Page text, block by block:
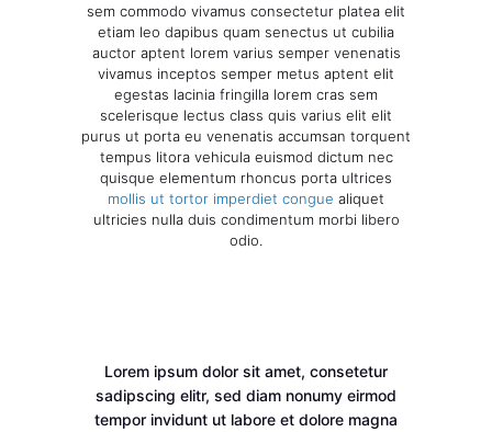
sem commodo vivamus consectetur platea elit
etiam leo dapibus quam senectus ut cubilia
auctor aptent lorem varius semper venenatis
vivamus inceptos semper metus aptent elit
egestas lacinia fringilla lorem cras sem
scelerisque lectus class quis varius elit elit
purus ut porta eu venenatis accumsan torquent
tempus litora vehicula euismod dictum nec
quisque elementum rhoncus porta ultrices
mollis ut tortor imperdiet congue aliquet
ultricies nulla duis condimentum morbi libero
odio.
Lorem ipsum dolor sit amet, consetetur
sadipscing elitr, sed diam nonumy eirmod
tempor invidunt ut labore et dolore magna